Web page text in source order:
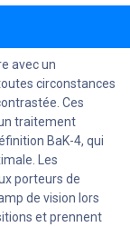
avec un
circonstances
Ces
traitement
BaK-4, qui
Les
porteurs de
de vision lors
et prennent